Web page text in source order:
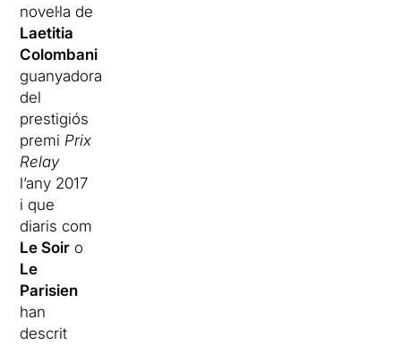
novel·la de
Laetitia
Colombani
guanyadora
del
prestigiós
premiPrix
Relay
l’any 2017
i que
diaris com
Le Soir o
Le
Parisien
han
descrit